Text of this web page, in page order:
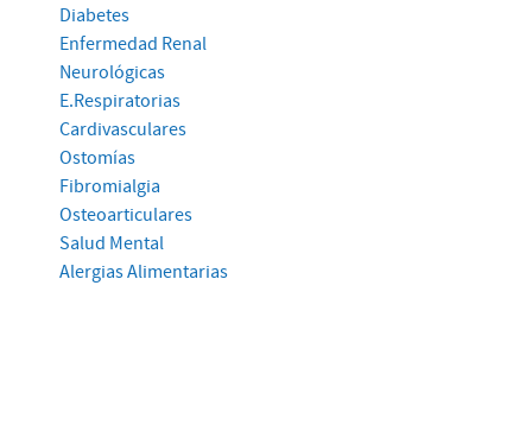
Diabetes
Enfermedad Renal
Neurológicas
E.Respiratorias
Cardivasculares
Ostomías
Fibromialgia
Osteoarticulares
Salud Mental
Alergias Alimentarias